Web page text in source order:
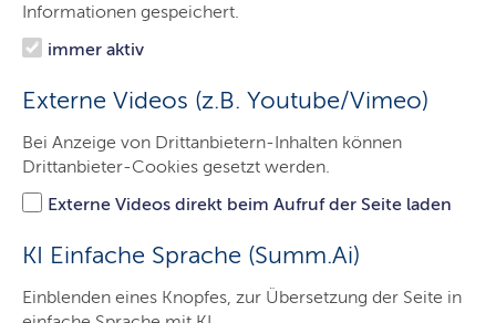
Informationen gespeichert.
immer aktiv
Externe Videos (z.B. Youtube/Vimeo)
Bei Anzeige von Drittanbietern-Inhalten können
Drittanbieter-Cookies gesetzt werden.
Externe Videos direkt beim Aufruf der Seite laden
KI Einfache Sprache (Summ.Ai)
Einblenden eines Knopfes, zur Übersetzung der Seite in
Ministerium
Themen
Service
Karriere